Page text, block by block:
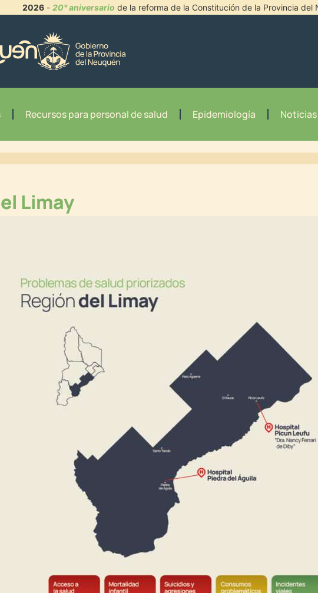
2026- 20° aniversario de la reforma de la Constitución de la Provincia del
Recursos para personal de salud Epidemiología Noticias
Limay